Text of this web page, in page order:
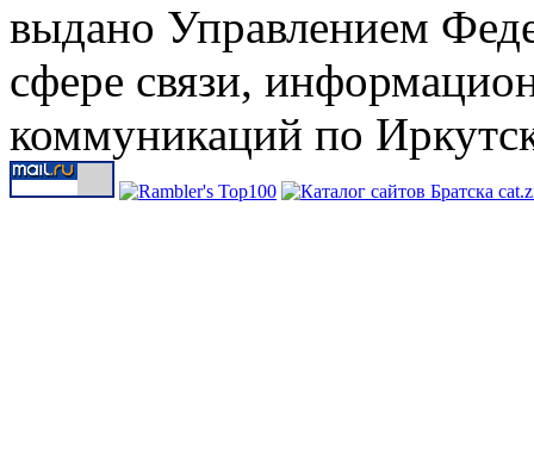
выдано Управлением
сфере связи,
коммуникаций по